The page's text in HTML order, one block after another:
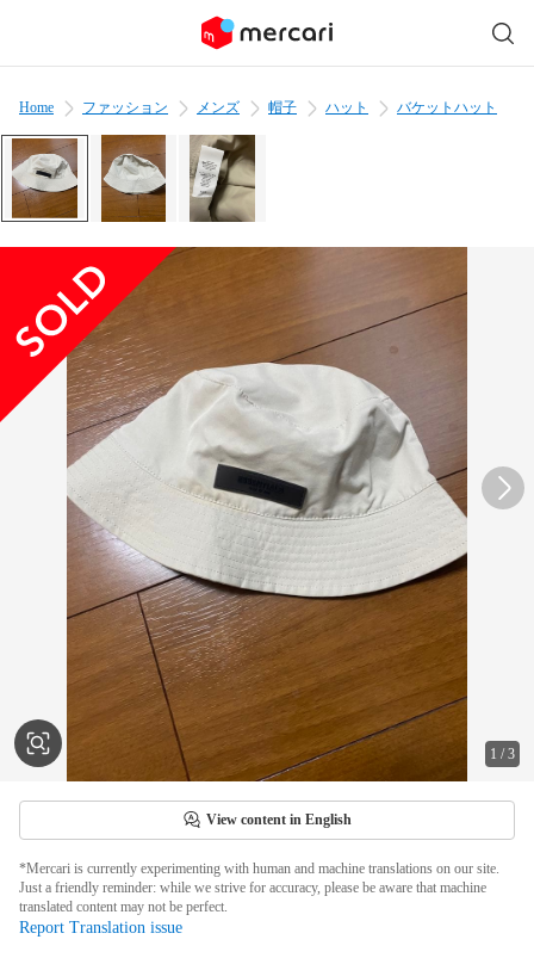
Home ファッション メンズ 帽子 ハット バケットハット
1 /3
View content in English
*Mercari is currently experimenting with human and machine translations on our site.
Just a friendly reminder: while we strive for accuracy, please be aware that machine
translated content may not be perfect.
Report Translation issue